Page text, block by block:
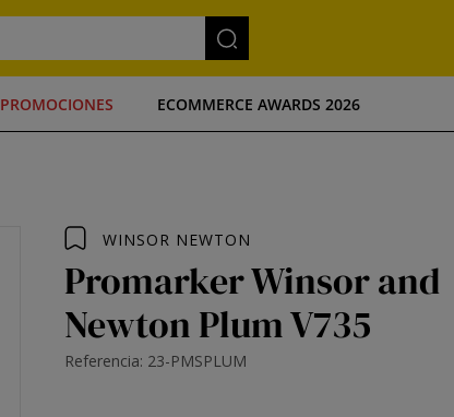
PROMOCIONES ECOMMERCE AWARDS 2026
WINSOR NEWTON
Promarker Winsor and
Newton Plum V735
Referencia: 23-PMSPLUM